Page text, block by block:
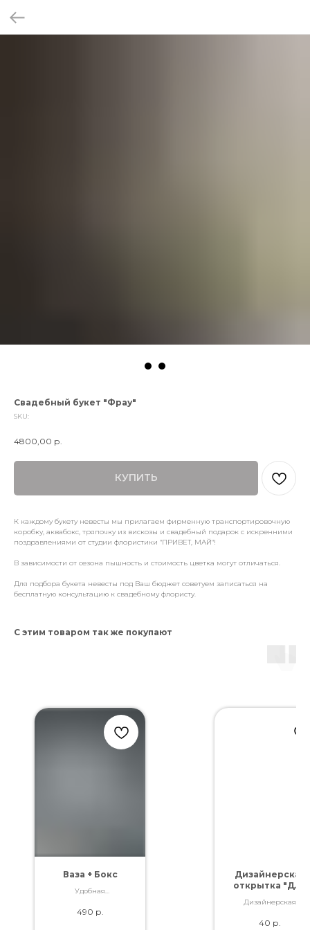
Свадебный букет "Фрау"
SKU:
4800,00 р.
КУПИТЬ
К каждому букету невесты мы прилагаем фирменную транспортировочную
коробку, аквабокс, тряпочку из вискозы и свадебный подарок с искренними
поздравлениями от студии флористики "ПРИВЕТ, МАЙ"!
В зависимости от сезона пышность и стоимость цветка могут отличаться.
Для подбора букета невесты под Ваш бюджет советуем записаться на
бесплатную консультацию к свадебному флористу.
С этим товаром так же покупают
Ваза + Бокс
Удобная
Вашего заказа
490 р.
Дизайнерская
открытка "Для
Дизайнерская
качество. Дополнит
40 р.